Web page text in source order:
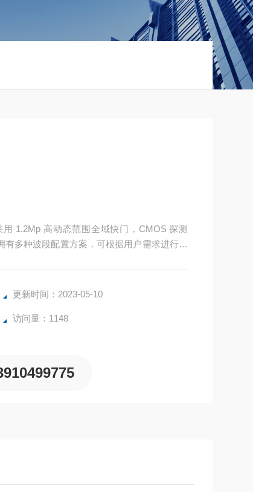
1.2Mp 高动态范围全域快门，CMOS 探测
多种波段配置方案，可根据用户需求进行深
更新时间：2023-05-10
访问量：1148